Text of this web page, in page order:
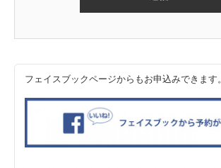
フェイスブックページからもお申込みできます。